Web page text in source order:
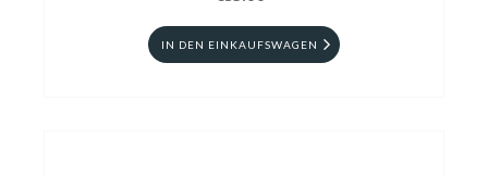
IN DEN EINKAUFSWAGEN